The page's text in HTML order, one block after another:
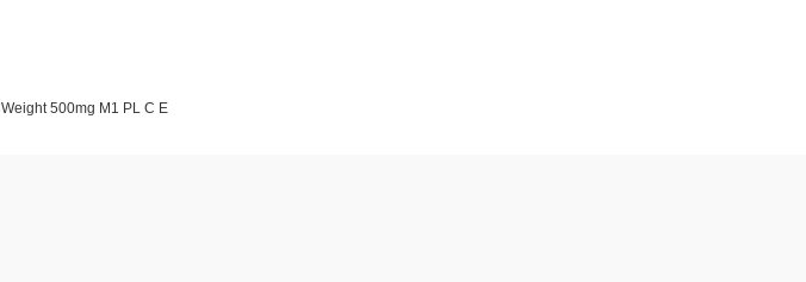
Weight 500mg M1 PL C E